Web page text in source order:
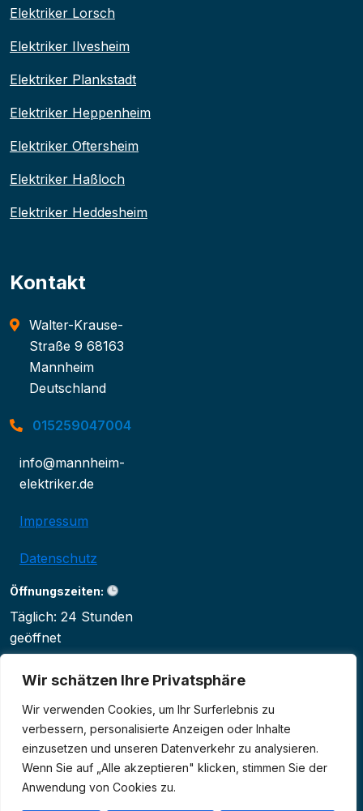
Wir schätzen Ihre Privatsphäre
Wir verwenden Cookies, um Ihr Surferlebnis zu
verbessern, personalisierte Anzeigen oder Inhalte
einzusetzen und unseren Datenverkehr zu analysieren.
Wenn Sie auf „Alle akzeptieren" klicken, stimmen Sie der
Anwendung von Cookies zu.
Elektriker Lorsch
Elektriker Ilvesheim
Elektriker Plankstadt
Elektriker Heppenheim
Elektriker Oftersheim
Elektriker Haßloch
Elektriker Heddesheim
Kontakt
Walter-Krause-
Straße 9 68163
Mannheim
Deutschland
015259047004
info@mannheim-
elektriker.de
Impressum
Datenschutz
Öffnungszeiten:
Täglich: 24 Stunden
geöffnet